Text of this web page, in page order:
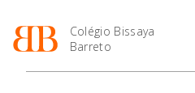
Colégio Bissaya
Barreto